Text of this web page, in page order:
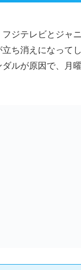
ジテレビとジャ
ち消えになって
ルが原因で、月